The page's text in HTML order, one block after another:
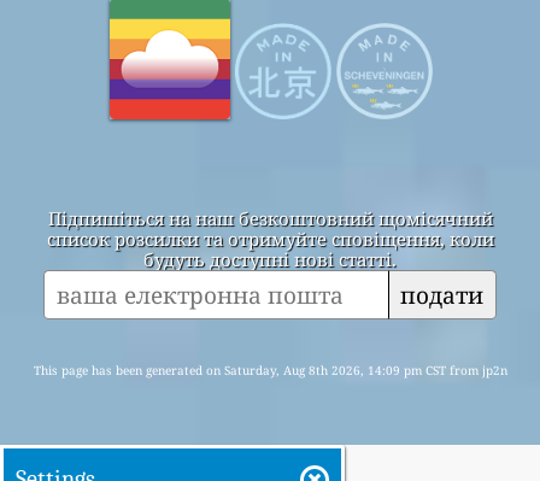
Підпишіться на наш безкоштовний щомісячний
список розсилки та отримуйте сповіщення, коли
будуть доступні нові статті.
подати
This page has been generated on Saturday, Aug 8th 2026, 14:09 pm CST from jp2n